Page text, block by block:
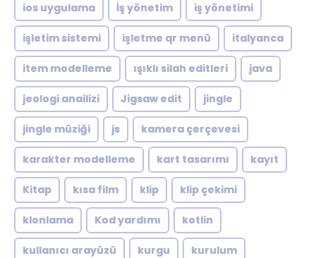
ios uygulama İş yönetim iş yönetimi
işletim sistemi işletme qr menü italyanca
item modelleme ışıklı silah editleri java
jeologi anailizi Jigsaw edit jingle
jingle müziği js kamera çerçevesi
karakter modelleme kart tasarımı kayıt
Kitap kısa film klip klip çekimi
klonlama Kod yardımı kotlin
kullanıcı arayüzü kurgu kurulum